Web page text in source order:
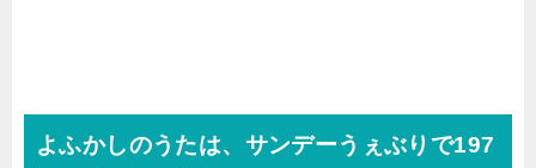
よふかしのうたは、サンデーうぇぶりで197